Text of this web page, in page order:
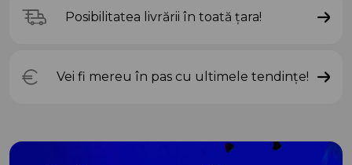
Posibilitatea livrării în toată țara!
Vei fi mereu în pas cu ultimele tendințe!